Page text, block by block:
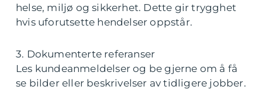
helse, miljø og sikkerhet. Dette gir trygghet
hvis uforutsette hendelser oppstår.
3. Dokumenterte referanser
Les kundeanmeldelser og be gjerne om å få
se bilder eller beskrivelser av tidligere jobber.